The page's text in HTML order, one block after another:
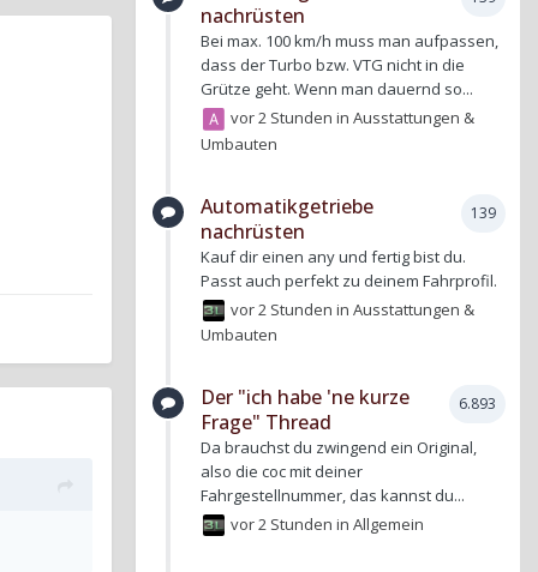
nachrüsten
Bei max. 100 km/h muss man aufpassen,
dass der Turbo bzw. VTG nicht in die
Grütze geht. Wenn man dauernd so...
vor 2 Stunden inAusstattungen &
Umbauten
139
Automatikgetriebe
nachrüsten
Kauf dir einen any und fertig bist du.
Passt auch perfekt zu deinem Fahrprofil.
vor 2 Stunden inAusstattungen &
Umbauten
6.893
Der "ich habe 'ne kurze
Frage" Thread
Da brauchst du zwingend ein Original,
also die coc mit deiner
Fahrgestellnummer, das kannst du...
vor 2 Stunden inAllgemein